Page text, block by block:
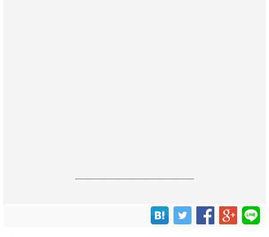
------------------------------------------------------------------